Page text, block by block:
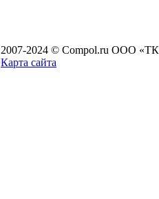
2007-2024 © Compol.ru ООО «ТК
Карта сайта